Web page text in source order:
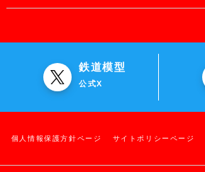
鉄道模型
公式X
個人情報保護方針ページ サイトポリシーページ